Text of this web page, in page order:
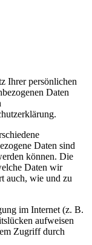
Ihrer persönlichen
Daten
Daten sind
können. Die
Daten wir
auch, wie und zu
im Internet (z. B.
aufweisen
Zugriff durch